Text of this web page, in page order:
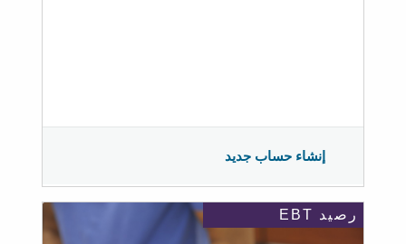
إنشاء حساب جديد
رصيد EBT